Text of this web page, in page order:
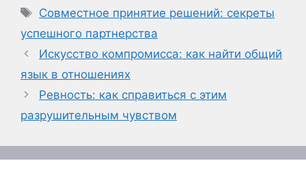
Метки
Совместное принятие решений: секреты
успешного партнерства
Искусство компромисса: как найти общий
язык в отношениях
Ревность: как справиться с этим
разрушительным чувством